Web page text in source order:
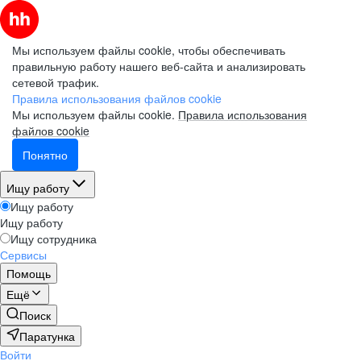
Мы используем файлы cookie, чтобы обеспечивать
правильную работу нашего веб-сайта и анализировать
сетевой трафик.
Правила использования файлов cookie
Мы используем файлы cookie. Правила использования
файлов cookie
Понятно
Ищу работу
Ищу работу
Ищу работу
Ищу сотрудника
Сервисы
Помощь
Ещё
Поиск
Паратунка
Войти